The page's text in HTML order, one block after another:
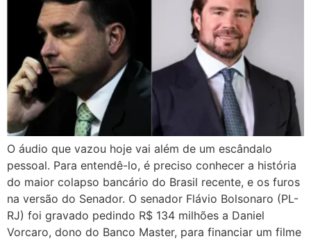
O áudio que vazou hoje vai além de um escândalo
pessoal. Para entendê-lo, é preciso conhecer a história
do maior colapso bancário do Brasil recente, e os furos
na versão do Senador. O senador Flávio Bolsonaro (PL-
RJ) foi gravado pedindo R$ 134 milhões a Daniel
Vorcaro, dono do Banco Master, para financiar um filme